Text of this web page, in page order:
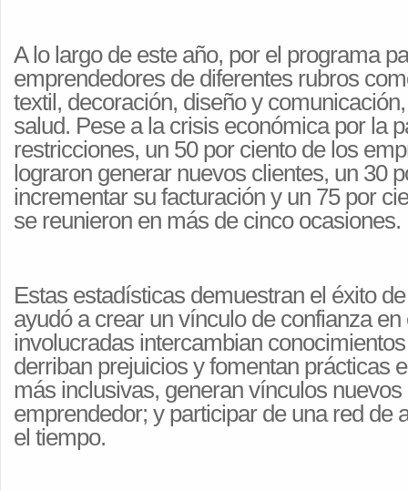
A lo largo de este año, por el programa
emprendedores de diferentes rubros
textil, decoración, diseño y
salud. Pese a la crisis económica por la
restricciones, un 50 por ciento de los
lograron generar nuevos clientes, un 30
incrementar su facturación y un 75 por
se reunieron en más de cinco ocasiones.
Estas estadísticas demuestran el éxito
ayudó a crear un vínculo de confianza
involucradas intercambian
derriban prejuicios y fomentan prácticas
más inclusivas, generan vínculos
emprendedor; y participar de una red de
el tiempo.